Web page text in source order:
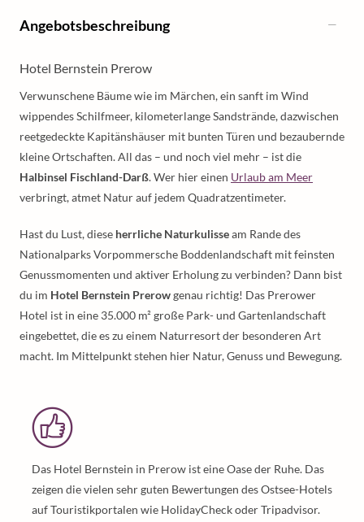
Angebotsbeschreibung
Hotel Bernstein Prerow
Verwunschene Bäume wie im Märchen, ein sanft im Wind
wippendes Schilfmeer, kilometerlange Sandstrände, dazwischen
reetgedeckte Kapitänshäuser mit bunten Türen und bezaubernde
kleine Ortschaften. All das – und noch viel mehr – ist die
Halbinsel Fischland-Darß. Wer hier einen Urlaub am Meer
verbringt, atmet Natur auf jedem Quadratzentimeter.
Hast du Lust, diese herrliche Naturkulisseam Rande des
Nationalparks Vorpommersche Boddenlandschaft mit feinsten
Genussmomenten und aktiver Erholung zu verbinden? Dann bist
du im Hotel Bernstein Prerowgenau richtig! Das Prerower
Hotel ist in eine 35.000 m² große Park- und Gartenlandschaft
eingebettet, die es zu einem Naturresort der besonderen Art
macht. Im Mittelpunkt stehen hier Natur, Genuss und Bewegung.
Das Hotel Bernstein in Prerow ist eine Oase der Ruhe. Das
zeigen die vielen sehr guten Bewertungen des Ostsee-Hotels
auf Touristikportalen wie HolidayCheck oder Tripadvisor.